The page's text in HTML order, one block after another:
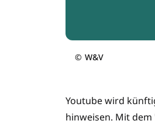
© W&V
Youtube wird
hinweisen. Mit